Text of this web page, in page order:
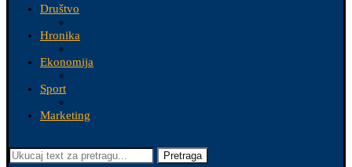
Društvo
Hronika
Ekonomija
Sport
Marketing
Pretraga